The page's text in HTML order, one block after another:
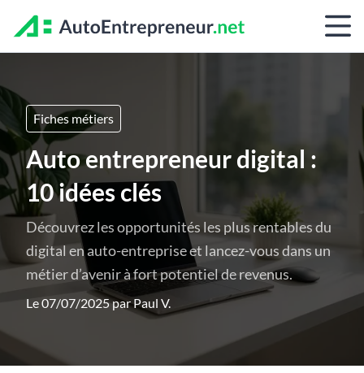
Fiches métiers
Auto entrepreneur digital :
10 idées clés
Découvrez les opportunités les plus rentables du
digital en auto-entreprise et lancez-vous dans un
métier d’avenir à fort potentiel de revenus.
Le 07/07/2025 parPaul V.